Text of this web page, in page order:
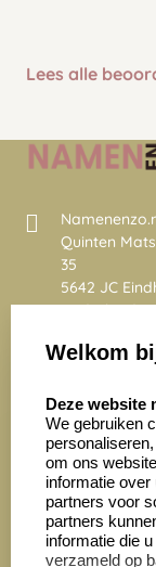
Lees alle
Quinten
35
5642 JC
Nederland
4028
Zakelijk:
Aanvraag op
Cadeaubonnen
Welkom
Deze website
We gebruiken
om ons
informatie
partners voor
partners
informatie die
verzameld op